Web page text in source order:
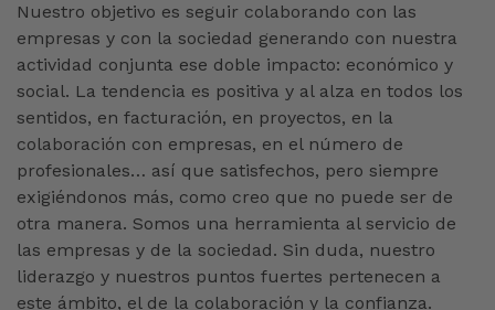
Nuestro objetivo es seguir colaborando con las
empresas y con la sociedad generando con nuestra
actividad conjunta ese doble impacto: económico y
social. La tendencia es positiva y al alza en todos los
sentidos, en facturación, en proyectos, en la
colaboración con empresas, en el número de
profesionales… así que satisfechos, pero siempre
exigiéndonos más, como creo que no puede ser de
otra manera. Somos una herramienta al servicio de
las empresas y de la sociedad. Sin duda, nuestro
liderazgo y nuestros puntos fuertes pertenecen a
este ámbito, el de la colaboración y la confianza.